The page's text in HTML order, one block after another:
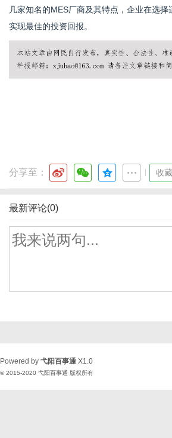
几家知名的MES厂商及其特点，企业在选
实现最佳的投资回报。
分享至： 收藏
最新评论(0)
Powered by 弋阳百事通 X1.0
© 2015-2020 弋阳百事通 版权所有